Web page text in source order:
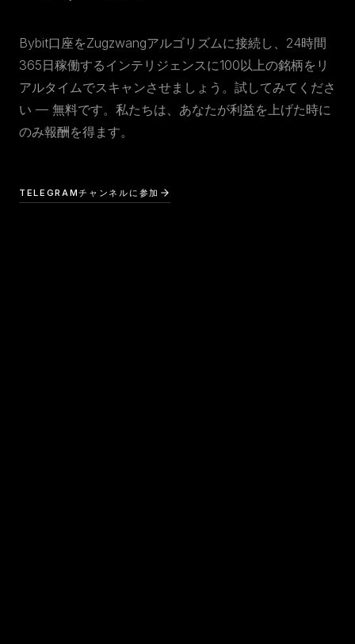
Bybit口座をZugzwangアルゴリズムに接続し、24時間
365日稼働するインテリジェンスに100以上の銘柄をリ
アルタイムでスキャンさせましょう。試してみてくださ
い — 無料です。私たちは、あなたが利益を上げた時に
のみ報酬を得ます。
TELEGRAMチャンネルに参加